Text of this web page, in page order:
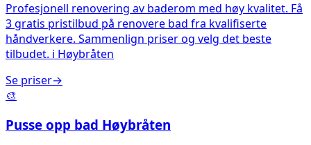
Profesjonell renovering av baderom med høy kvalitet. Få
3 gratis pristilbud på renovere bad fra kvalifiserte
håndverkere. Sammenlign priser og velg det beste
tilbudet. i Høybråten
Se priser→
🎨
Pusse opp bad Høybråten